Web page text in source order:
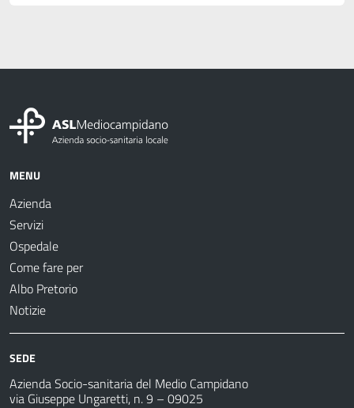
MENU
Azienda
Servizi
Ospedale
Come fare per
Albo Pretorio
Notizie
SEDE
Azienda Socio-sanitaria del Medio Campidano
via Giuseppe Ungaretti, n. 9 – 09025